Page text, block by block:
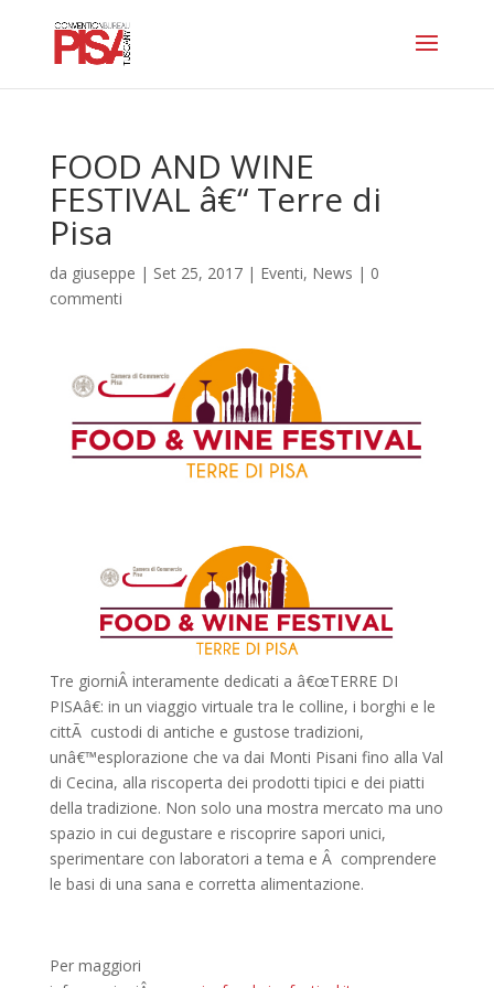
FOOD AND WINE
FESTIVAL â€“ Terre di
Pisa
da giuseppe | Set 25, 2017| Eventi, News | 0
commenti
Tre giorniÂ interamente dedicati a â€œTERRE DI
PISAâ€: in un viaggio virtuale tra le colline, i borghi e le
cittÃ custodi di antiche e gustose tradizioni,
unâ€™esplorazione che va dai Monti Pisani fino alla Val
di Cecina, alla riscoperta dei prodotti tipici e dei piatti
della tradizione. Non solo una mostra mercato ma uno
spazio in cui degustare e riscoprire sapori unici,
sperimentare con laboratori a tema e Â comprendere
le basi di una sana e corretta alimentazione.
Per maggiori